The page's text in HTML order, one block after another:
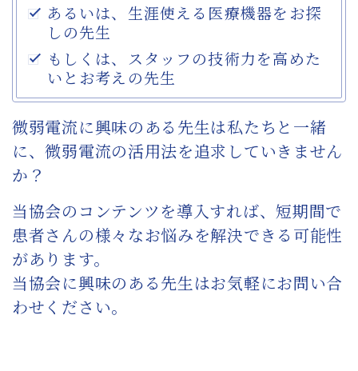
あるいは、生涯使える医療機器をお探
しの先生
もしくは、スタッフの技術力を高めた
いとお考えの先生
微弱電流に興味のある先生は私たちと一緒
に、微弱電流の活用法を追求していきません
か？
当協会のコンテンツを導入すれば、短期間で
患者さんの様々なお悩みを解決できる可能性
があります。
当協会に興味のある先生はお気軽にお問い合
わせください。